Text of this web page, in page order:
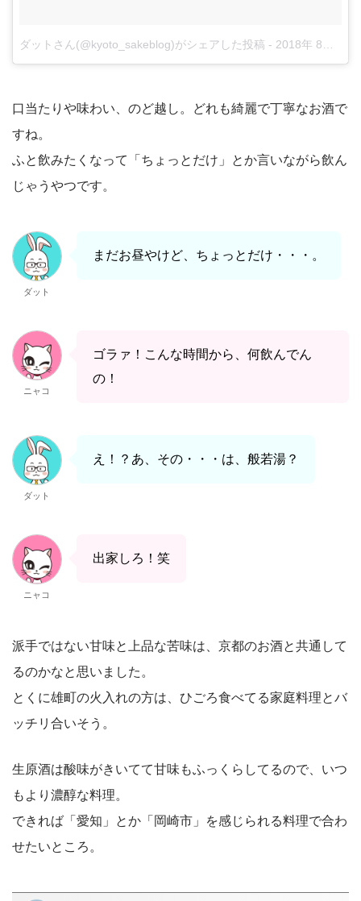
ダットさん(@kyoto_sakeblog)がシェアした投稿 - 2018年 8月月12日午後11時27分PDT
口当たりや味わい、のど越し。どれも綺麗で丁寧なお酒で
すね。
ふと飲みたくなって「ちょっとだけ」とか言いながら飲ん
じゃうやつです。
ダット
まだお昼やけど、ちょっとだけ・・・。
ニャコ
ゴラァ！こんな時間から、何飲んでん
の！
ダット
え！？あ、その・・・は、般若湯？
ニャコ
出家しろ！笑
派手ではない甘味と上品な苦味は、京都のお酒と共通して
るのかなと思いました。
とくに雄町の火入れの方は、ひごろ食べてる家庭料理とバ
ッチリ合いそう。
生原酒は酸味がきいてて甘味もふっくらしてるので、いつ
もより濃醇な料理。
できれば「愛知」とか「岡崎市」を感じられる料理で合わ
せたいところ。